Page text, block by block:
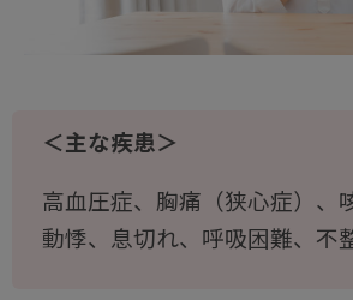
＜主な疾患＞
高血圧症、胸痛（狭心症）、
動悸、息切れ、呼吸困難、不